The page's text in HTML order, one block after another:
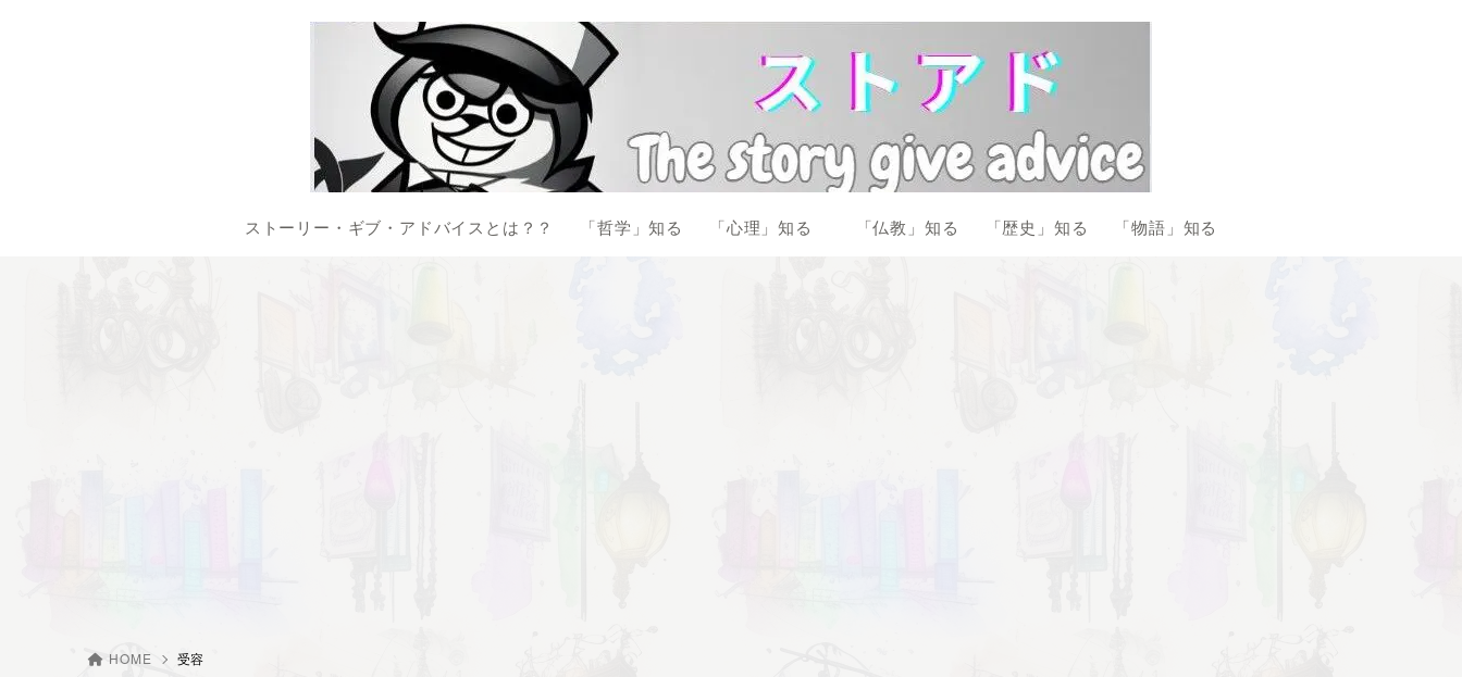
ストーリー・ギブ・アドバイスとは？？ 「哲学」知る 「心理」知る 「仏教」知る 「歴史」知る 「物語」知る
HOME 受容